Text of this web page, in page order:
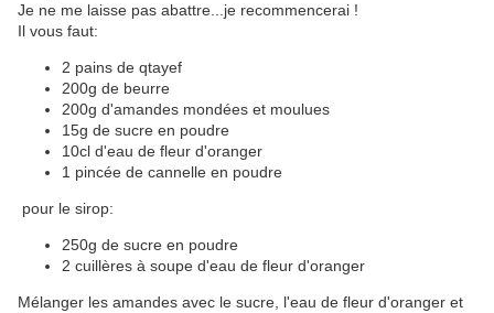
Je ne me laisse pas abattre...je recommencerai !
Il vous faut:
2 pains de qtayef
200g de beurre
200g d'amandes mondées et moulues
15g de sucre en poudre
10cl d'eau de fleur d'oranger
1 pincée de cannelle en poudre
pour le sirop:
250g de sucre en poudre
2 cuillères à soupe d'eau de fleur d'oranger
Mélanger les amandes avec le sucre, l'eau de fleur d'oranger et